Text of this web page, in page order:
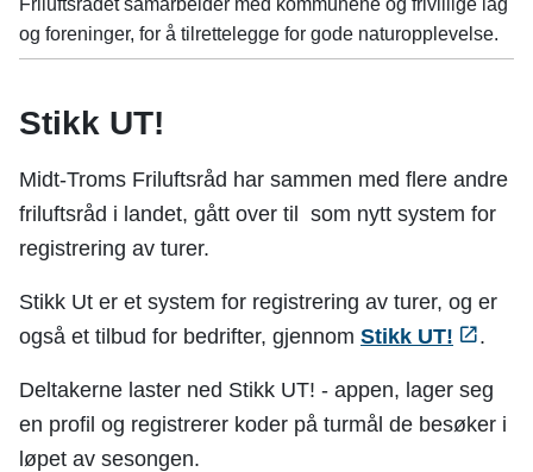
Friluftsrådet samarbeider med kommunene og frivillige lag
og foreninger, for å tilrettelegge for gode naturopplevelse.
Stikk UT!
Midt-Troms Friluftsråd har sammen med flere andre
friluftsråd i landet, gått over til som nytt system for
registrering av turer.
Stikk Ut er et system for registrering av turer, og er
også et tilbud for bedrifter, gjennom Stikk UT! .
Deltakerne laster ned Stikk UT! - appen, lager seg
en profil og registrerer koder på turmål de besøker i
løpet av sesongen.